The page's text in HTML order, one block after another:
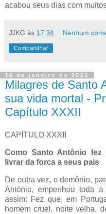
acabou seus dias com
JJKG às 17:34 Nenhum
Compartilhar
16 de janeiro de 2021
Milagres de Santo
sua vida mortal -
Capítulo XXXII
CAPÍTULO XXXII
Como Santo Antônio
livrar da forca a seus pais
De outra vez, o demônio,
António, empenhou toda
assim: Fez que, em
homem cruel, noite velha,